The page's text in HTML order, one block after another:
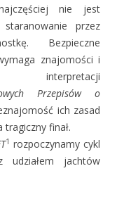
nie jest
przez
Bezpieczne
znajomości i
interpretacji
Przepisów o
ich zasad
finał.
1 rozpoczynamy cykl
udziałem jachtów